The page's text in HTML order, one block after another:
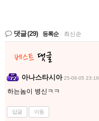
댓글(29) 등록순 최신순
아나스타시아 25-08-05 23:16
하는놈이 병신ㅋㅋ
답글 이동